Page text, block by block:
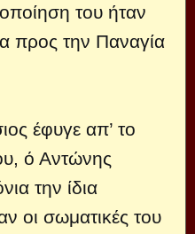
του ήταν
προς την Παναγία
έφυγε απ’ το
ό Αντώνης
την ίδια
οι σωματικές του